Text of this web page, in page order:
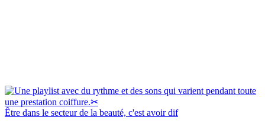
Être dans le secteur de la beauté, c'est avoir dif